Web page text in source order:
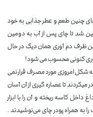
چنین طعم و عطر جذابی به خود
شد تا چای پس از آب به دومین
ظرف دم آوری همان دیگ در حال
کنونی محسوب می شود !
سال پیش ) چای به شکل امروزی مورد مصرف قرار نمی
تا عصاره گیری از آن آسان
داخل کاسه ریخته و آن را با ابزار
همراه پودر چای می‌نوشیدند .